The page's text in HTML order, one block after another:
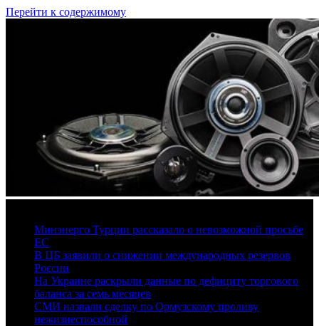
Перейти к содержимому
Минэнерго Турции рассказало о невозможной просьбе
ЕС
В ЦБ заявили о снижении международных резервов
России
На Украине раскрыли данные по дефициту торгового
баланса за семь месяцев
СМИ назвали сделку по Ормузскому проливу
нежизнеспособной